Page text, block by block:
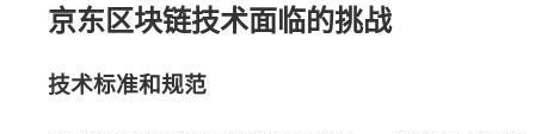
京东区块链技术面临的挑战
技术标准和规范